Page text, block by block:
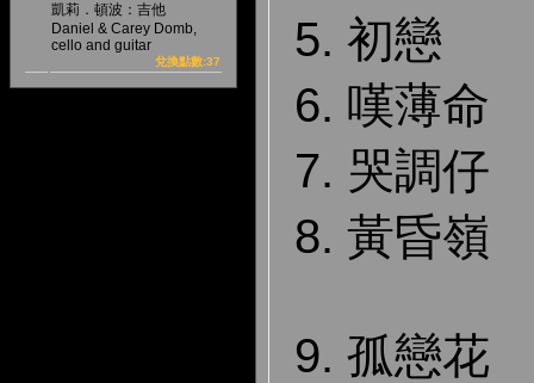
凱莉．頓波：吉他
Daniel & Carey Domb,
cello and guitar
兌換點數:37
5. 初戀
6. 嘆薄命
7. 哭調仔
8. 黃昏嶺
9. 孤戀花